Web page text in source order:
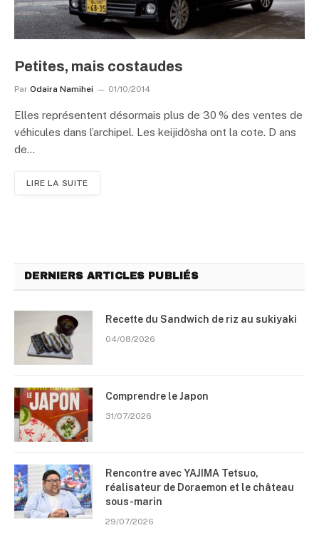
Petites, mais costaudes
Par Odaira Namihei 01/10/2014
Elles représentent désormais plus de 30 % des ventes de
véhicules dans l’archipel. Les keijidôsha ont la cote. D ans
de…
LIRE LA SUITE
DERNIERS ARTICLES PUBLIÉS
Recette du Sandwich de riz au sukiyaki
04/08/2026
Comprendre le Japon
31/07/2026
Rencontre avec YAJIMA Tetsuo,
réalisateur de Doraemon et le château
sous-marin
29/07/2026